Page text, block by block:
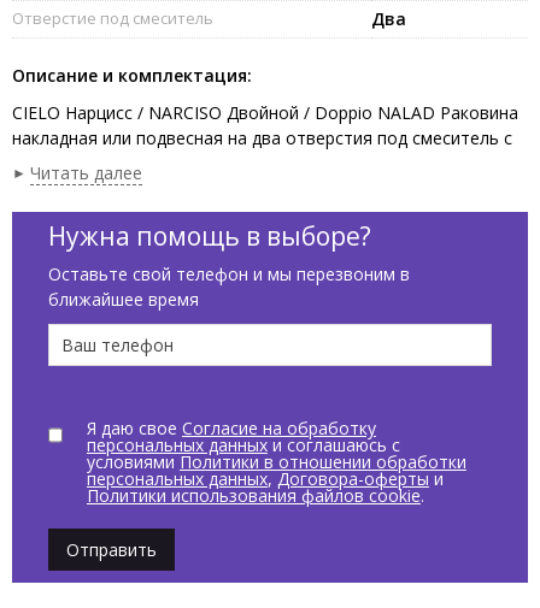
Отверстие под смеситель Два
Описание и комплектация:
CIELO Нарцисс / NARCISO Двойной / Doppio NALAD Раковина
накладная или подвесная на два отверстия под смеситель с
возможностью выполнения шести отверстий, без слива-
перелива, две чаши. Одна сторона не покрыта эмалью, в
комплекте с крепежами. Установка на консоль,столешницу,
возможна подвесная установка. Размеры :113 x 50 x 16,5h см,
цвет Цемент / Cemento.
Читать далее
Нужна помощь в выборе?
Оставьте свой телефон и мы перезвоним в
ближайшее время
Я даю свое Согласие на обработку
персональных данныхи соглашаюсь с
условиями Политики в отношении обработки
персональных данных, Договора-оферты и
Политики использования файлов cookie.
Отправить